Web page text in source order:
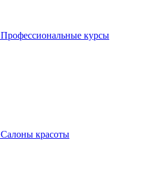
Профессиональные курсы
Салоны красоты